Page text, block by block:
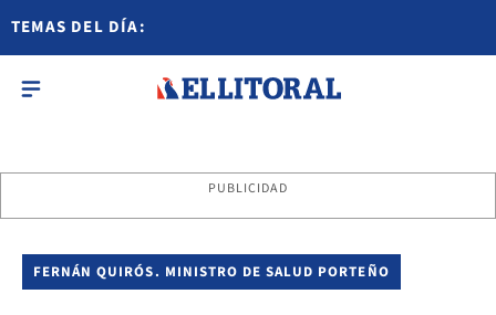
TEMAS DEL DÍA:
PUBLICIDAD
FERNÁN QUIRÓS. MINISTRO DE SALUD PORTEÑO